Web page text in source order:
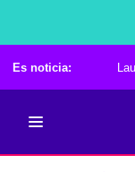
Es noticia: